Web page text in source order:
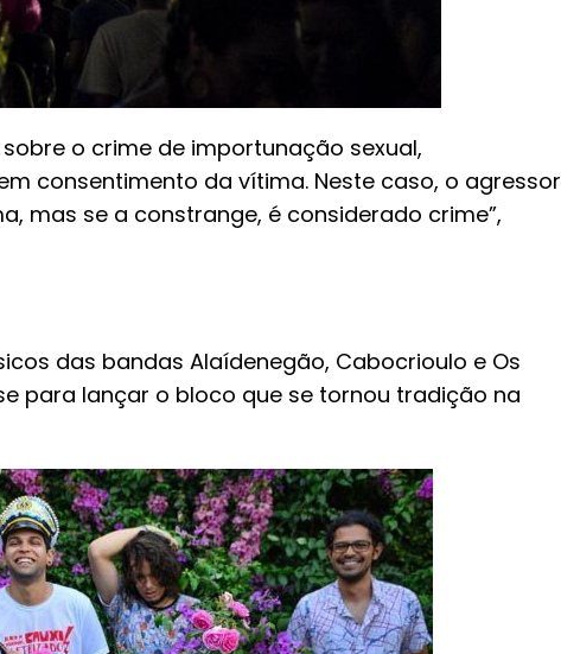
o crime de importunação sexual,
consentimento da vítima. Neste caso, o agressor
mas se a constrange, é considerado crime”,
das bandas Alaídenegão, Cabocrioulo e Os
para lançar o bloco que se tornou tradição na